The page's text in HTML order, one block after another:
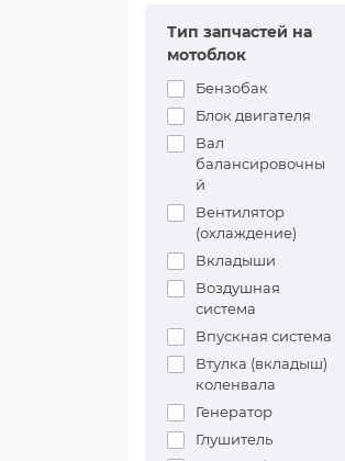
Тип запчастей на
мотоблок
Бензобак
Блок двигателя
Вал
балансировочны
й
Вентилятор
(охлаждение)
Вкладыши
Воздушная
система
Впускная система
Втулка (вкладыш)
коленвала
Генератор
Глушитель